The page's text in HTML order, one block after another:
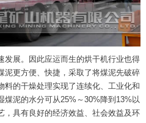
发展。因此应运而生的烘干机行业也得
泥更方便、快捷，采取了将煤泥先破碎
料的干燥处理实现了连续化、工业化和
煤泥的水分可从25%～30%降到13%以
，具有良好的经济效益、社会效益及环